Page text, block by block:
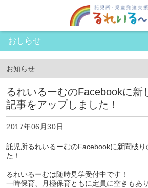
おしらせ
お知らせ
るれいるーむのFacebookに新
記事をアップしました！
2017年06月30日
託児所るれいるーむのFacebookに新聞破り
た！
るれいるーむは随時見学受付中です！
一時保育、月極保育ともに定員に空きもあり